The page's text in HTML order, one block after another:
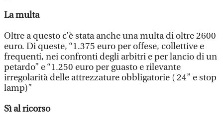
La multa
Oltre a questo c’è stata anche una multa di oltre 2600
euro. Di queste, “1.375 euro per offese, collettive e
frequenti, nei confronti degli arbitri e per lancio di un
petardo” e “1.250 euro per guasto e rilevante
irregolarità delle attrezzature obbligatorie ( 24” e stop
lamp)”
Sì al ricorso